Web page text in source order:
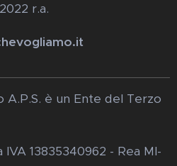
r.a.
A.P.S. è un Ente del Terzo
13835340962 - Rea MI-